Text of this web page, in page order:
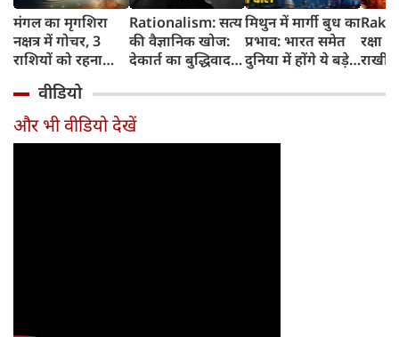
मंगल का मृगशिरा
नक्षत्र में गोचर, 3
राशियों को रहना
सावधान
Rationalism: सत्य
की वैज्ञानिक खोज:
देकार्त का बुद्धिवाद
का जन्म
मिथुन में मार्गी बुध का
प्रभाव: भारत समेत
दुनिया में होंगे ये बड़े
रक्षा
राखी
वीडियो
और भी वीडियो देखें